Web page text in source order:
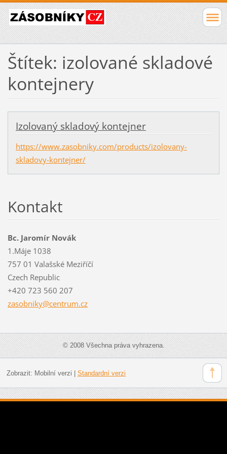
Štítek: izolované skladové
kontejnery
Izolovaný skladový kontejner
https://www.zasobniky.com/products/izolovany-
skladovy-kontejner/
Kontakt
Bc. Jaromír Novák
1.Máje 1038
757 01 Valašské Meziříčí
Czech Republic
+420 723 560 207
zasobniky@centrum.cz
© 2008 Všechna práva vyhrazena.
Zobrazit: Mobilní verzi Standardní verzi